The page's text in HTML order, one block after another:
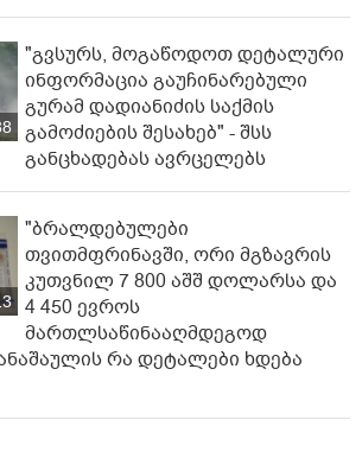
"გვსურს, მოგაწოდოთ დეტალური
ინფორმაცია გაუჩინარებული
გურამ დადიანიძის საქმის
გამოძიების შესახებ" - შსს
განცხადებას ავრცელებს
"ბრალდებულები
თვითმფრინავში, ორი მგზავრის
კუთვნილ 7 800 აშშ დოლარსა და
4 450 ევროს
მართლსაწინააღმდეგოდ
რა დეტალები ხდება